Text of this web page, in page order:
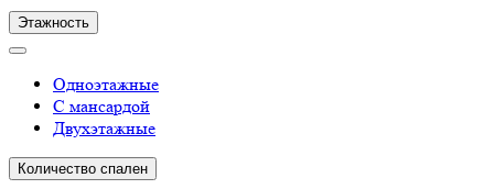
Этажность
Одноэтажные
С мансардой
Двухэтажные
Количество спален